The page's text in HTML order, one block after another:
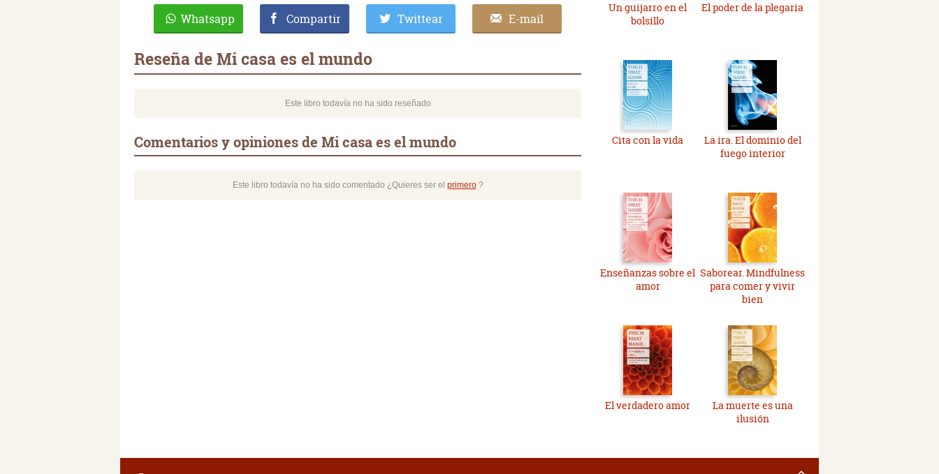
Whatsapp Compartir Twittear E-mail
Reseña de Mi casa es el mundo
Este libro todavía no ha sido reseñado
Comentarios y opiniones de Mi casa es el mundo
Este libro todavía no ha sido comentado ¿Quieres ser el primero?
Un guijarro en el
bolsillo
El poder de la plegaria
Cita con la vida
La ira. El dominio del
fuego interior
Enseñanzas sobre el
amor
Saborear. Mindfulness
para comer y vivir
bien
El verdadero amor
La muerte es una
ilusión